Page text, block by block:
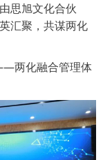
思旭文化合伙
汇聚，共谋两化
两化融合管理体